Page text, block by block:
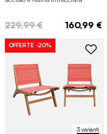
229,99 € 160,99 €
3 varianti
OFFERTE -20%